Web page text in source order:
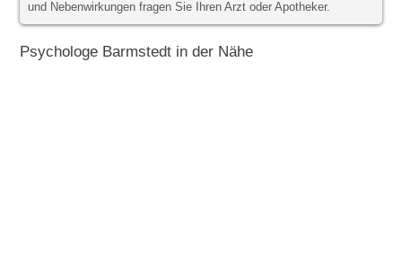
und Nebenwirkungen fragen Sie Ihren Arzt oder Apotheker.
Psychologe Barmstedt in der Nähe